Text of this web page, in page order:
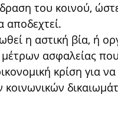
του κοινού,
αποδεχτεί.
η αστική βία, ή
ασφαλείας που
κρίση για
κοινωνικών